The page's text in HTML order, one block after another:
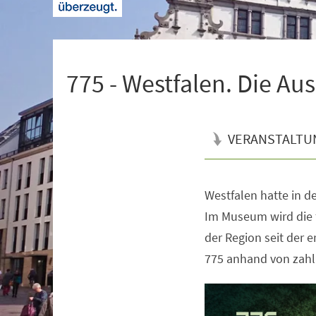
775 - Westfalen. Die
Westfalen hatte in
Im Museum wird
der Region seit der
775 anhand von